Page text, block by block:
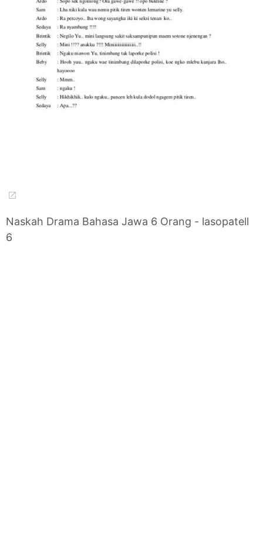
Naskah Drama Bahasa Jawa 6 Orang - lasopatell
6